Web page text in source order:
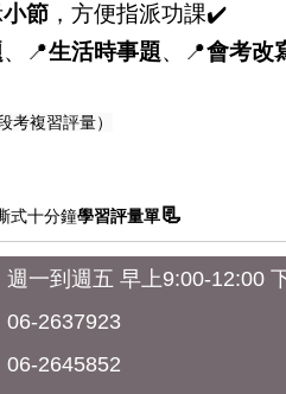
小節 ，方便指派功課✔️
、📍生活時事題、📍會考改
考複習評量）
式十分鐘學習評量單📃
週一到週五 早上9:00-12:00
06-2637923
06-2645852